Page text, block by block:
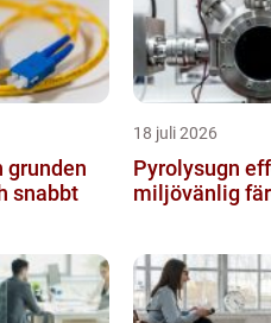
snabbt
18 juli 2026
Pyrolysugn effektiv och
miljövänlig